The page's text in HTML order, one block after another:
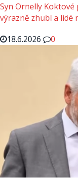
Syn Ornelly
výrazně zhubl a lidé
18.6.2026
0